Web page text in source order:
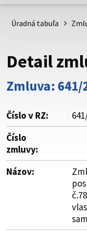
psk.sk.
Buďte pozorní a vždy
cez zabezpečenú
vždy začína https://
Úradná tabuľa
Detail
Zmluva: 641/
Číslo v RZ:
Číslo
zmluvy:
Názov: